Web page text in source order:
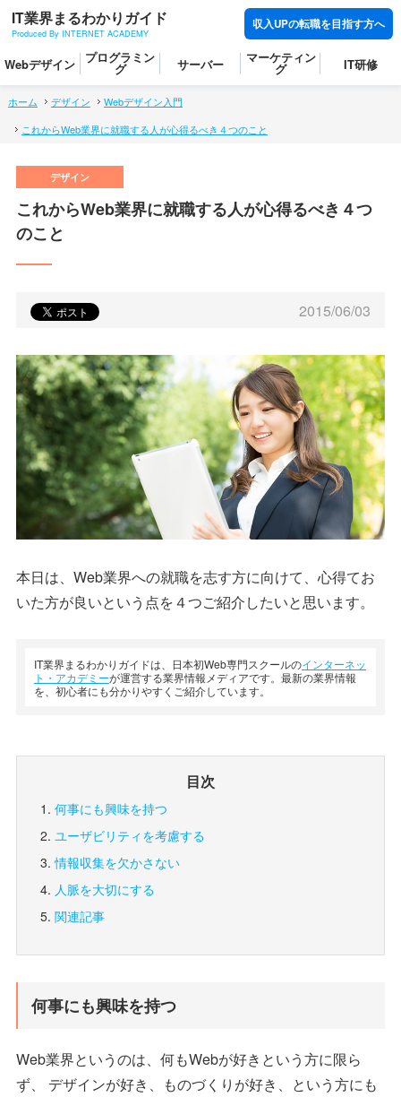
IT業界まるわかりガイド
Produced By INTERNET ACADEMY
収入UPの転職を目指す方へ
Webデザイン プログラミン
グ サーバー マーケティン
グ IT研修
ホーム デザイン
Webデザイン入門
これからWeb業界に就職する人が心得るべき４つのこと
これからWeb業界に就職する人が心得るべき４つ
のこと
2015/06/03
本日は、Web業界への就職を志す方に向けて、心得てお
いた方が良いという点を４つご紹介したいと思います。
IT業界まるわかりガイドは、日本初Web専門スクールのインターネッ
ト・アカデミーが運営する業界情報メディアです。最新の業界情報
を、初心者にも分かりやすくご紹介しています。
目次
何事にも興味を持つ
ユーザビリティを考慮する
情報収集を欠かさない
人脈を大切にする
関連記事
何事にも興味を持つ
Web業界というのは、何もWebが好きという方に限ら
ず、 デザインが好き、ものづくりが好き、という方にも